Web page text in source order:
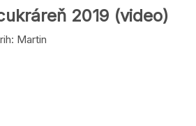
2019 (video)
Martin